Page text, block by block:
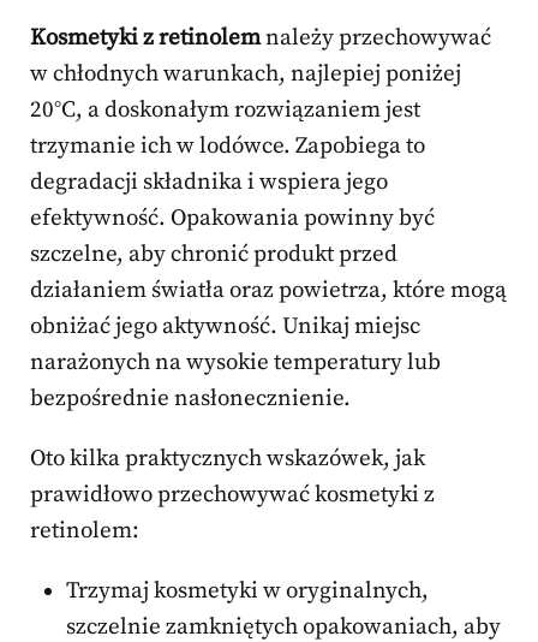
Kosmetyki z retinolemnależy przechowywać
w chłodnych warunkach, najlepiej poniżej
20°C, a doskonałym rozwiązaniem jest
trzymanie ich w lodówce. Zapobiega to
degradacji składnika i wspiera jego
efektywność. Opakowania powinny być
szczelne, aby chronić produkt przed
działaniem światła oraz powietrza, które mogą
obniżać jego aktywność. Unikaj miejsc
narażonych na wysokie temperatury lub
bezpośrednie nasłonecznienie.
Oto kilka praktycznych wskazówek, jak
prawidłowo przechowywać kosmetyki z
retinolem:
Trzymaj kosmetyki w oryginalnych,
szczelnie zamkniętych opakowaniach, aby